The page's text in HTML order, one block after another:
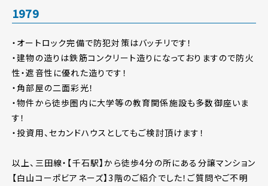
1979
・オートロック完備で防犯対策はバッチリです！
・建物の造りは鉄筋コンクリート造りになっておりますので防火
性・遮音性に優れた造りです！
・角部屋の二面彩光！
・物件から徒歩圏内に大学等の教育関係施設も多数御座いま
す！
・投資用、セカンドハウスとしてもご検討頂けます！
以上、三田線・【千石駅】から徒歩4分の所にある分譲マンション
【白山コーポビアネーズ】3階のご紹介でした！ご質問やご不明